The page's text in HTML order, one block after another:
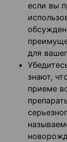
если вы
для
знают,
приеме